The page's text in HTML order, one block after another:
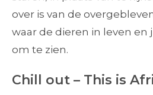
over is van de
waar de dieren in leven en
om te zien.
Chill out – This is